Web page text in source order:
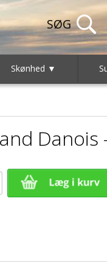
Skønhed ▼
Danois